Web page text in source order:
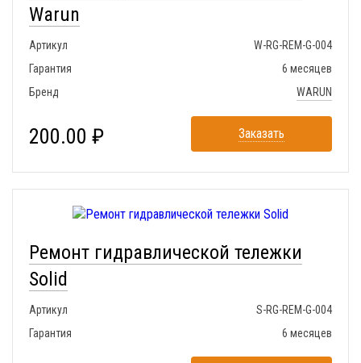
Warun
Артикул
W-RG-REM-G-004
Гарантия
6 месяцев
Бренд
WARUN
200.00 ₽ Заказать
Ремонт гидравлической тележки
Solid
Артикул
S-RG-REM-G-004
Гарантия
6 месяцев